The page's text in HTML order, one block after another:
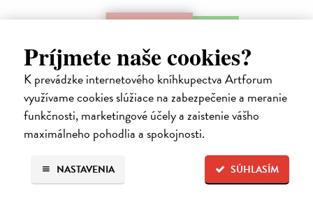
Príjmete naše cookies?
K prevádzke internetového kníhkupectva Artforum
využívame cookies slúžiace na zabezpečenie a meranie
funkčnosti, marketingové účely a zaistenie vášho
maximálneho pohodlia a spokojnosti.
SÚHLASÍM
NASTAVENIA
Dvořáková Zora| Kniha
Nová kniha dr. Zory Dvořákové „Děsivý červenec